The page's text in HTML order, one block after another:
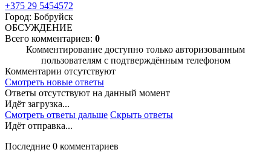
+375 29 5454572
Город: Бобруйск
ОБСУЖДЕНИЕ
Всего комментариев: 0
Комментирование доступно только авторизованным
пользователям с подтверждённым телефоном
Комментарии отсутствуют
Смотреть новые ответы
Ответы отсутствуют на данный момент
Идёт загрузка...
Смотреть ответы дальше Скрыть ответы
Идёт отправка...
Последние 0 комментариев